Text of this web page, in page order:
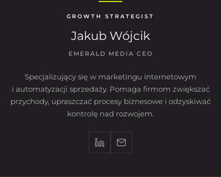
GROWTH STRATEGIST
Jakub Wójcik
EMERALD MEDIA CEO
Specjalizujący się w marketingu internetowym
i automatyzacji sprzedaży. Pomaga firmom zwiększać
przychody, upraszczać procesy biznesowe i odzyskiwać
kontrolę nad rozwojem.